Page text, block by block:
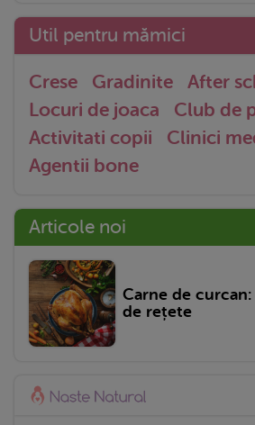
Util pentru mămici
Crese Gradinite After
Locuri de joaca
Club de
Activitati copii
Clinici
Agentii bone
Articole noi
Carne de
de rețete